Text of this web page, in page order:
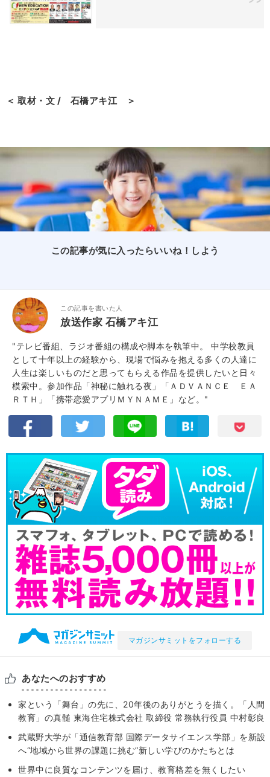
＜ 取材・文 / 石橋アキ江 ＞
この記事が気に入ったらいいね！しよう
この記事を書いた人
放送作家 石橋アキ江
"テレビ番組、ラジオ番組の構成や脚本を執筆中。 中学校教員
として十年以上の経験から、現場で悩みを抱える多くの人達に
人生は楽しいものだと思ってもらえる作品を提供したいと日々
模索中。参加作品「神秘に触れる夜」「ＡＤＶＡＮＣＥ ＥＡ
ＲＴＨ」「携帯恋愛アプリＭＹＮＡＭＥ」など。"
マガジンサミットをフォローする
あなたへのおすすめ
家という「舞台」の先に、20年後のありがとうを描く。「人間
教育」の真髄 東海住宅株式会社 取締役 常務執行役員 中村彰良
武蔵野大学が「通信教育部 国際データサイエンス学部」を新設
へ“地域から世界の課題に挑む”新しい学びのかたちとは
世界中に良質なコンテンツを届け、教育格差を無くしたい